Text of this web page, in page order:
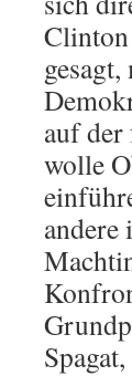
Clinton
auf der
wolle
andere